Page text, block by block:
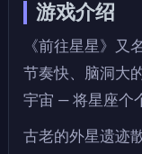
游戏介绍
《前往星星》又
节奏快、脑洞大
宇宙 — 将星座个
古老的外星遗迹